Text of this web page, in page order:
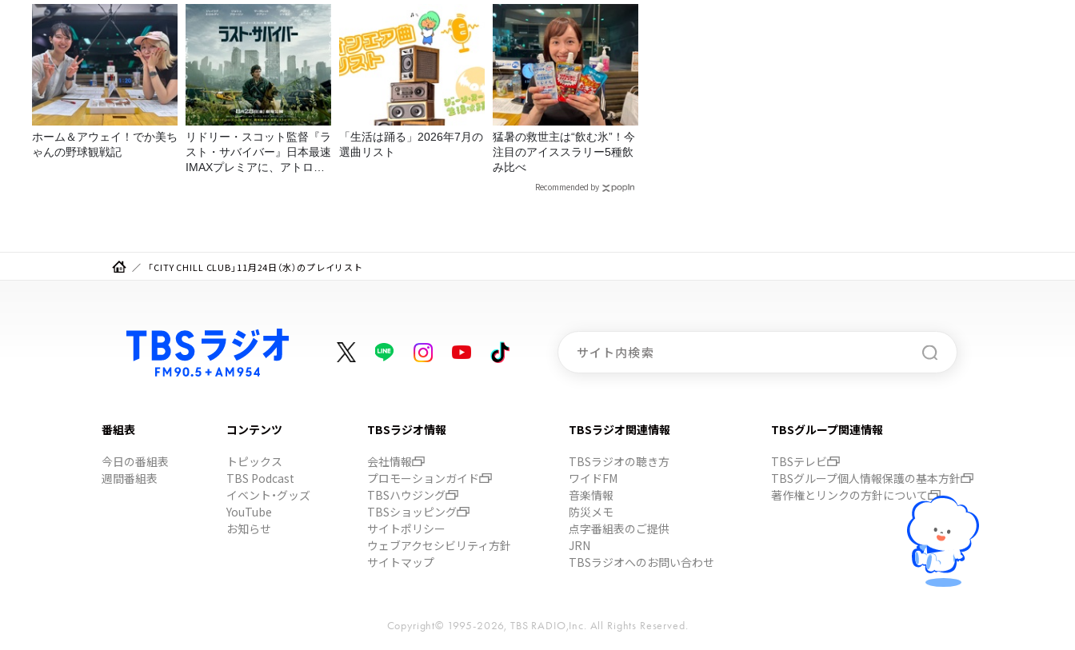
ホーム＆アウェイ！でか美ち
ゃんの野球観戦記
リドリー・スコット監督『ラ
スト・サバイバー』日本最速
IMAXプレミアに、アトロク
「生活は踊る」2026年7月の
選曲リスト
猛暑の救世主は“飲む氷”！今
注目のアイススラリー5種飲
み比べ
Recommended by
「CITY CHILL CLUB」11月24日（水）のプレイリスト
番組表
今日の番組表
週間番組表
コンテンツ
トピックス
TBS Podcast
イベント・グッズ
YouTube
お知らせ
TBSラジオ情報
会社情報
プロモーションガイド
TBSハウジング
TBSショッピング
サイトポリシー
ウェブアクセシビリティ方針
サイトマップ
TBSラジオ関連情報
TBSラジオの聴き方
ワイドFM
音楽情報
防災メモ
点字番組表のご提供
JRN
TBSラジオへのお問い合わせ
TBSグループ関連情報
TBSテレビ
TBSグループ個人情報保護の基本方針
著作権とリンクの方針について
Copyright© 1995-2026, TBS RADIO,Inc. All Rights Reserved.